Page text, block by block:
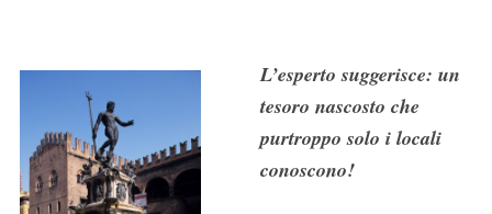
L’esperto suggerisce: un
tesoro nascosto che
purtroppo solo i locali
conoscono!